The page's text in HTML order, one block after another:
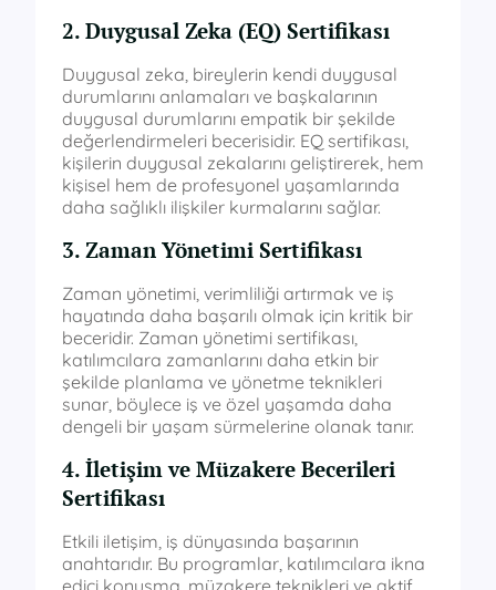
2. Duygusal Zeka (EQ) Sertifikası
Duygusal zeka, bireylerin kendi duygusal
durumlarını anlamaları ve başkalarının
duygusal durumlarını empatik bir şekilde
değerlendirmeleri becerisidir. EQ sertifikası,
kişilerin duygusal zekalarını geliştirerek, hem
kişisel hem de profesyonel yaşamlarında
daha sağlıklı ilişkiler kurmalarını sağlar.
3. Zaman Yönetimi Sertifikası
Zaman yönetimi, verimliliği artırmak ve iş
hayatında daha başarılı olmak için kritik bir
beceridir. Zaman yönetimi sertifikası,
katılımcılara zamanlarını daha etkin bir
şekilde planlama ve yönetme teknikleri
sunar, böylece iş ve özel yaşamda daha
dengeli bir yaşam sürmelerine olanak tanır.
4. İletişim ve Müzakere Becerileri
Sertifikası
Etkili iletişim, iş dünyasında başarının
anahtarıdır. Bu programlar, katılımcılara ikna
edici konuşma, müzakere teknikleri ve aktif